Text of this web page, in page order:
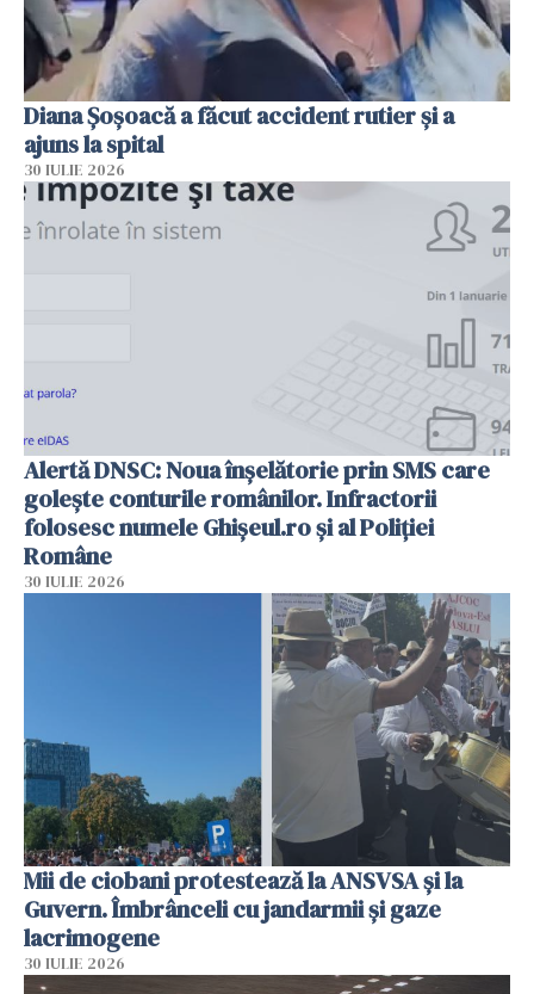
Diana Șoșoacă a făcut accident rutier și a
ajuns la spital
30 IULIE 2026
Alertă DNSC: Noua înșelătorie prin SMS care
golește conturile românilor. Infractorii
folosesc numele Ghișeul.ro și al Poliției
Române
30 IULIE 2026
Mii de ciobani protestează la ANSVSA și la
Guvern. Îmbrânceli cu jandarmii și gaze
lacrimogene
30 IULIE 2026